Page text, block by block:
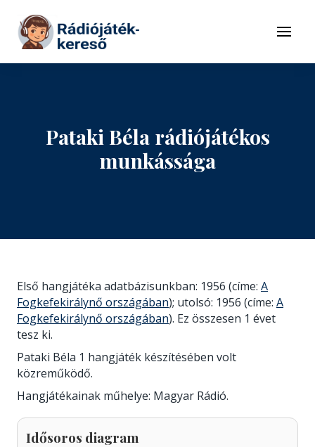
Tovább a tartalomhoz
Menü
Pataki Béla rádiójátékos
munkássága
Első hangjátéka adatbázisunkban: 1956 (címe: A
Fogkefekirálynő országában); utolsó: 1956 (címe: A
Fogkefekirálynő országában). Ez összesen 1 évet
tesz ki.
Pataki Béla 1 hangjáték készítésében volt
közreműködő.
Hangjátékainak műhelye: Magyar Rádió.
Idősoros diagram